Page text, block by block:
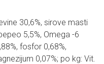
30,6%, sirove masti
5,5%, Omega -6
fosfor 0,68%,
0,07%; po kg: Vit.